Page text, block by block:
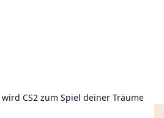
CS2 zum Spiel deiner Träume